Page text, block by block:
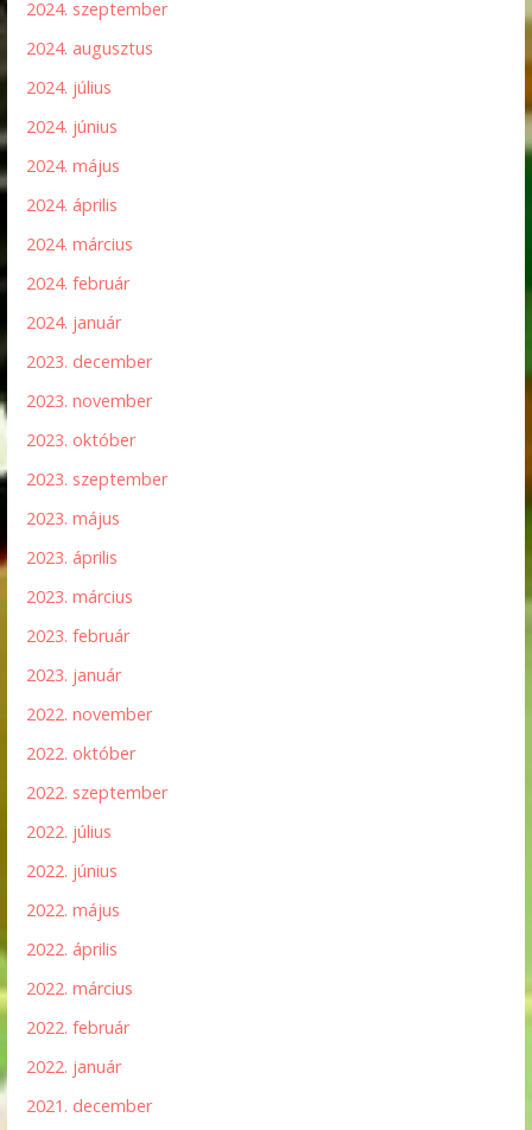
2024. szeptember
2024. augusztus
2024. július
2024. június
2024. május
2024. április
2024. március
2024. február
2024. január
2023. december
2023. november
2023. október
2023. szeptember
2023. május
2023. április
2023. március
2023. február
2023. január
2022. november
2022. október
2022. szeptember
2022. július
2022. június
2022. május
2022. április
2022. március
2022. február
2022. január
2021. december